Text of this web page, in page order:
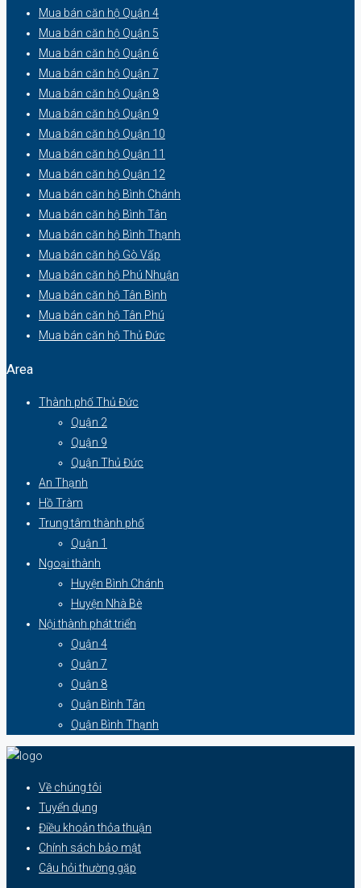
Mua bán căn hộ Quận 4
Mua bán căn hộ Quận 5
Mua bán căn hộ Quận 6
Mua bán căn hộ Quận 7
Mua bán căn hộ Quận 8
Mua bán căn hộ Quận 9
Mua bán căn hộ Quận 10
Mua bán căn hộ Quận 11
Mua bán căn hộ Quận 12
Mua bán căn hộ Bình Chánh
Mua bán căn hộ Bình Tân
Mua bán căn hộ Bình Thạnh
Mua bán căn hộ Gò Vấp
Mua bán căn hộ Phú Nhuận
Mua bán căn hộ Tân Bình
Mua bán căn hộ Tân Phú
Mua bán căn hộ Thủ Đức
Area
Thành phố Thủ Đức
Quận 2
Quận 9
Quận Thủ Đức
An Thạnh
Hồ Tràm
Trung tâm thành phố
Quận 1
Ngoại thành
Huyện Bình Chánh
Huyện Nhà Bè
Nội thành phát triển
Quận 4
Quận 7
Quận 8
Quận Bình Tân
Quận Bình Thạnh
Về chúng tôi
Tuyển dụng
Điều khoản thỏa thuận
Chính sách bảo mật
Câu hỏi thường gặp